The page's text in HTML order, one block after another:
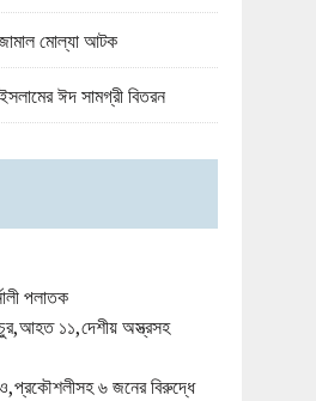
মোল্যা আটক
ঈদ সামগ্রী বিতরন
পলাতক
১১,দেশীয় অস্ত্রসহ
৬ জনের বিরুদ্ধে